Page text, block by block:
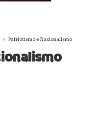
> Patriotismo e Nacionalismo